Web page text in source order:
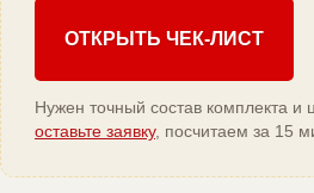
ОТКРЫТЬ ЧЕК-ЛИСТ
Нужен точный состав комплекта и
оставьте заявку, посчитаем за 15